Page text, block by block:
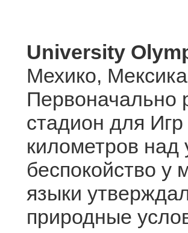
University
Мехико, Мексика
Первоначально
стадион для
километров
беспокойство у
языки
природные